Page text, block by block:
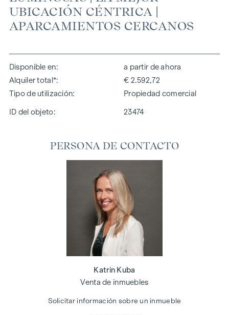
UBICACIÓN CÉNTRICA |
APARCAMIENTOS CERCANOS
Disponible en
a partir de ahora
Alquiler total*
€ 2.592,72
Tipo de utilización
Propiedad comercial
ID del objeto: 23474
PERSONA DE CONTACTO
Katrin Kuba
Venta de inmuebles
Solicitar información sobre un inmueble